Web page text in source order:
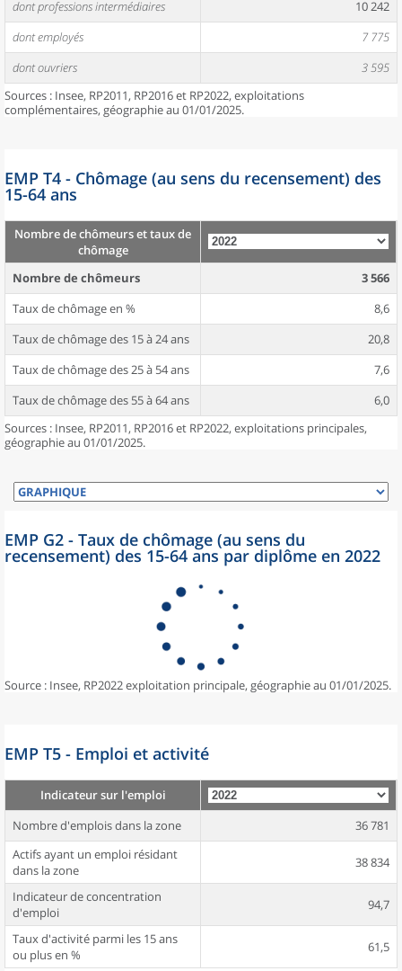
dont professions intermédiaires
10 242
dont employés
7 775
dont ouvriers
3 595
Sources : Insee, RP2011, RP2016 et RP2022, exploitations
complémentaires, géographie au 01/01/2025.
EMP T4 - Chômage (au sens du recensement) des
15-64 ans
Nombre de chômeurs et taux de
chômage
Nombre de chômeurs
3 566
Taux de chômage en %
8,6
Taux de chômage des 15 à 24 ans
20,8
Taux de chômage des 25 à 54 ans
7,6
Taux de chômage des 55 à 64 ans
6,0
Sources : Insee, RP2011, RP2016 et RP2022, exploitations principales,
géographie au 01/01/2025.
EMP G2 - Taux de chômage (au sens du
recensement) des 15-64 ans par diplôme en 2022
Source : Insee, RP2022 exploitation principale, géographie au 01/01/2025.
EMP T5 - Emploi et activité
Indicateur sur l'emploi
Nombre d'emplois dans la zone
36 781
Actifs ayant un emploi résidant
dans la zone
38 834
Indicateur de concentration
d'emploi
94,7
Taux d'activité parmi les 15 ans
ou plus en %
61,5